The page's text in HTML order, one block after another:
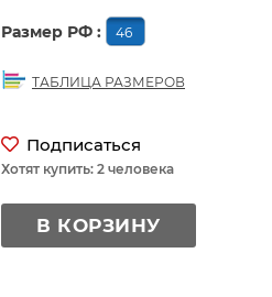
Размер РФ : 46
ТАБЛИЦА РАЗМЕРОВ
Подписаться
Хотят купить: 2 человека
В КОРЗИНУ